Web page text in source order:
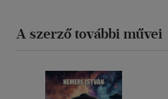
A szerző további művei